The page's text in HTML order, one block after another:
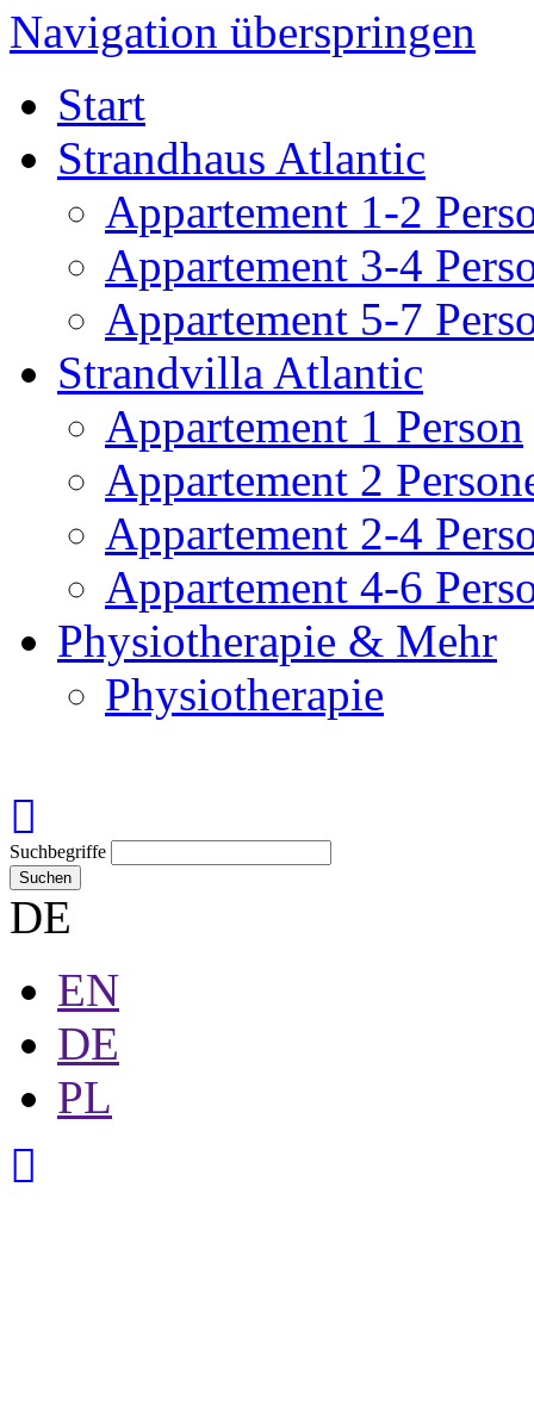
Navigation überspringen
Start
Strandhaus Atlantic
Appartement 1-2
Appartement 3-4
Appartement 5-7
Strandvilla Atlantic
Appartement 1 Person
Appartement 2
Appartement 2-4
Appartement 4-6
Physiotherapie & Mehr
Physiotherapie
Suchbegriffe
Suchen
DE
EN
DE
PL